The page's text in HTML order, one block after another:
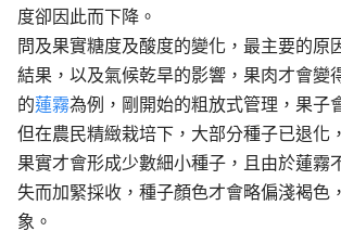
度卻因此而下降。
問及果實糖度及酸度的變化，最主要的原
結果，以及氣候乾旱的影響，果肉才會變
的蓮霧為例，剛開始的粗放式管理，果子
但在農民精緻栽培下，大部分種子已退化
果實才會形成少數細小種子，且由於蓮霧
失而加緊採收，種子顏色才會略偏淺褐色
象。